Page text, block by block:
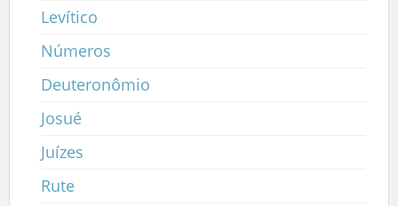
Levítico
Números
Deuteronômio
Josué
Juízes
Rute